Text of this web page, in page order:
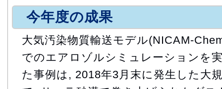
今年度の成果
大気汚染物質輸送モデル(NICAM-
でのエアロゾルシミュレーションを
た事例は, 2018年3月末に発生した大